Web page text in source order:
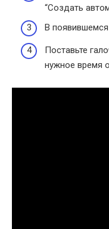
“Создать
В появившемся
Поставьте
нужное время